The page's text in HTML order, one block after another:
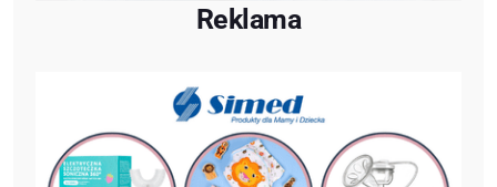
Reklama